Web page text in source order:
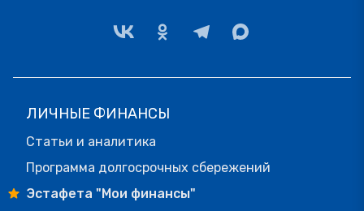
ЛИЧНЫЕ ФИНАНСЫ
Статьи и аналитика
Программа долгосрочных сбережений
Эстафета "Мои финансы"